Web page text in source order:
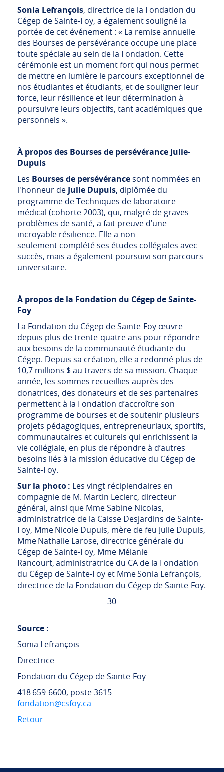
Sonia Lefrançois, directrice de la Fondation du
Cégep de Sainte-Foy, a également souligné la
portée de cet événement : « La remise annuelle
des Bourses de persévérance occupe une place
toute spéciale au sein de la Fondation. Cette
cérémonie est un moment fort qui nous permet
de mettre en lumière le parcours exceptionnel de
nos étudiantes et étudiants, et de souligner leur
force, leur résilience et leur détermination à
poursuivre leurs objectifs, tant académiques que
personnels ».
À propos des Bourses de persévérance Julie-
Dupuis
Les Bourses de persévérancesont nommées en
l'honneur de Julie Dupuis, diplômée du
programme de Techniques de laboratoire
médical (cohorte 2003), qui, malgré de graves
problèmes de santé, a fait preuve d’une
incroyable résilience. Elle a non
seulement complété ses études collégiales avec
succès, mais a également poursuivi son parcours
universitaire.
À propos de la Fondation du Cégep de Sainte-
Foy
La Fondation du Cégep de Sainte-Foy œuvre
depuis plus de trente-quatre ans pour répondre
aux besoins de la communauté étudiante du
Cégep. Depuis sa création, elle a redonné plus de
10,7 millions $ au travers de sa mission. Chaque
année, les sommes recueillies auprès des
donatrices, des donateurs et de ses partenaires
permettent à la Fondation d’accroître son
programme de bourses et de soutenir plusieurs
projets pédagogiques, entrepreneuriaux, sportifs,
communautaires et culturels qui enrichissent la
vie collégiale, en plus de répondre à d’autres
besoins liés à la mission éducative du Cégep de
Sainte-Foy.
Sur la photo : Les vingt récipiendaires en
compagnie de M. Martin Leclerc, directeur
général, ainsi que Mme Sabine Nicolas,
administratrice de la Caisse Desjardins de Sainte-
Foy, Mme Nicole Dupuis, mère de feu Julie Dupuis,
Mme Nathalie Larose, directrice générale du
Cégep de Sainte-Foy, Mme Mélanie
Rancourt, administratrice du CA de la Fondation
du Cégep de Sainte-Foy et Mme Sonia Lefrançois,
directrice de la Fondation du Cégep de Sainte-Foy.
-30-
Source :
Sonia Lefrançois
Directrice
Fondation du Cégep de Sainte-Foy
418 659-6600, poste 3615
fondation@csfoy.ca
Retour